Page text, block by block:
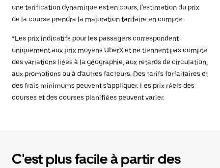
une tarification dynamique est en cours, l'estimation du prix
de la course prendra la majoration tarifaire en compte.
*Les prix indicatifs pour les passagers correspondent
uniquement aux prix moyens UberX et ne tiennent pas compte
des variations liées à la géographie, aux retards de circulation,
aux promotions ou à d’autres facteurs. Des tarifs forfaitaires et
des frais minimums peuvent s’appliquer. Les prix réels des
courses et des courses planifiées peuvent varier.
C'est plus facile à partir des